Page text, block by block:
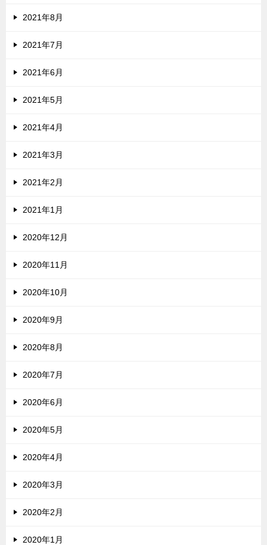
2021年8月
2021年7月
2021年6月
2021年5月
2021年4月
2021年3月
2021年2月
2021年1月
2020年12月
2020年11月
2020年10月
2020年9月
2020年8月
2020年7月
2020年6月
2020年5月
2020年4月
2020年3月
2020年2月
2020年1月